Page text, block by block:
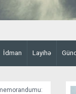
İdman Layihə